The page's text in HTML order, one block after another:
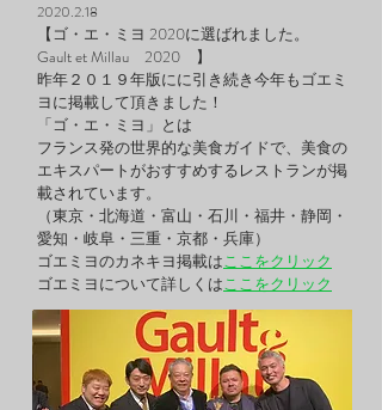
2020.2.18
【ゴ・エ・ミヨ 2020に選ばれました。
Gault et Millau 2020 】
昨年２０１９年版にに引き続き今年もゴエミ
ヨに掲載して頂きました！
「ゴ・エ・ミヨ」とは
フランス発の世界的な美食ガイドで、美食の
エキスパートがおすすめするレストランが掲
載されています。
（東京・北海道・富山・石川・福井・静岡・
愛知・岐阜・三重・京都・兵庫）
ゴエミヨのカネキヨ掲載はここをクリック
ゴエミヨについて詳しくはここをクリック